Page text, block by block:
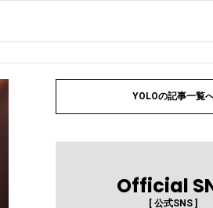
YOLOの記事一覧
Official
[ 公式SNS ]